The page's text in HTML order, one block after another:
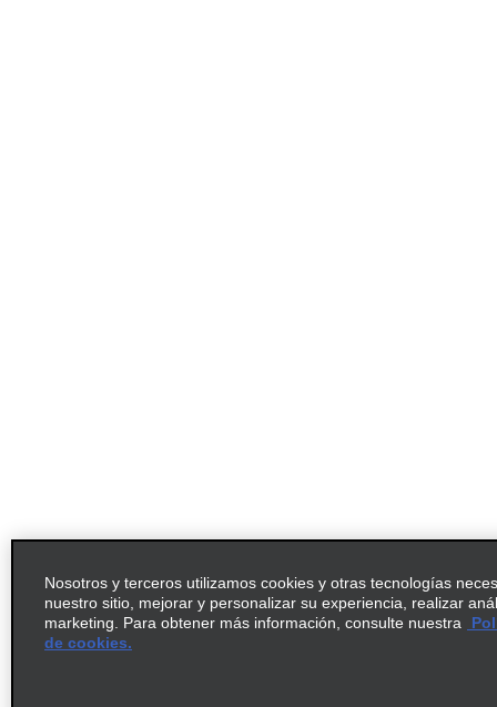
Nosotros y terceros utilizamos cookies y otras tecnologías
nuestro sitio, mejorar y personalizar su experiencia, realizar
marketing. Para obtener más información, consulte nuestra
de cookies.